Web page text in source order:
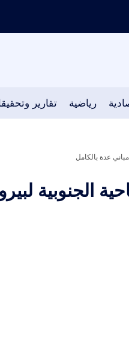
رياضية تقارير
عدة بالكامل
الجنوبية